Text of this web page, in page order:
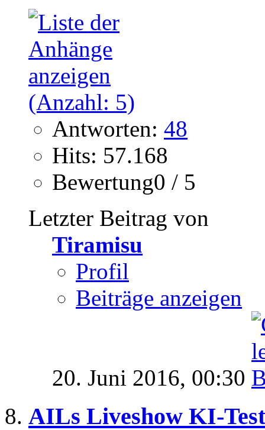
Antworten: 48
Hits: 57.168
Bewertung0 / 5
Letzter Beitrag von
Tiramisu
Profil
Beiträge anzeigen
20. Juni 2016, 00:30
AILs Liveshow KI-